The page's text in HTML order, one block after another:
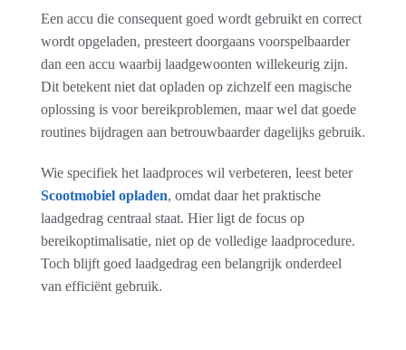
Een accu die consequent goed wordt gebruikt en correct
wordt opgeladen, presteert doorgaans voorspelbaarder
dan een accu waarbij laadgewoonten willekeurig zijn.
Dit betekent niet dat opladen op zichzelf een magische
oplossing is voor bereikproblemen, maar wel dat goede
routines bijdragen aan betrouwbaarder dagelijks gebruik.
Wie specifiek het laadproces wil verbeteren, leest beter
Scootmobiel opladen, omdat daar het praktische
laadgedrag centraal staat. Hier ligt de focus op
bereikoptimalisatie, niet op de volledige laadprocedure.
Toch blijft goed laadgedrag een belangrijk onderdeel
van efficiënt gebruik.